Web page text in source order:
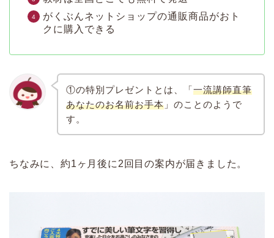
がくぶんネットショップの通販商品がおト
クに購入できる
①の特別プレゼントとは、「一流講師直筆
あなたのお名前お手本」のことのようで
す。
ちなみに、約1ヶ月後に2回目の案内が届きました。